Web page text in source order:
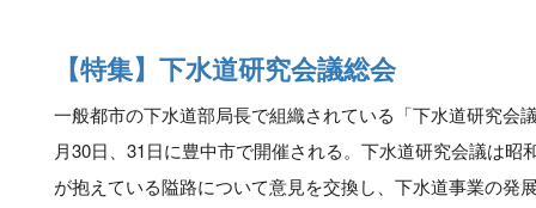
【特集】下水道研究会議総会
一般都市の下水道部局長で組織されている「下水道研究会
月30日、31日に豊中市で開催される。下水道研究会議は昭
が抱えている隘路について意見を交換し、下水道事業の発